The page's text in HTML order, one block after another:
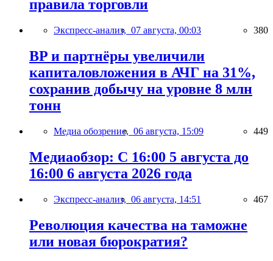
правила торговли
Экспресс-анализ, 07 августа, 00:03 380
BP и партнёры увеличили
капиталовложения в АЧГ на 31%,
сохранив добычу на уровне 8 млн
тонн
Медиа обозрение, 06 августа, 15:09 449
Медиаобзор: С 16:00 5 августа до
16:00 6 августа 2026 года
Экспресс-анализ, 06 августа, 14:51 467
Революция качества на таможне
или новая бюрократия?